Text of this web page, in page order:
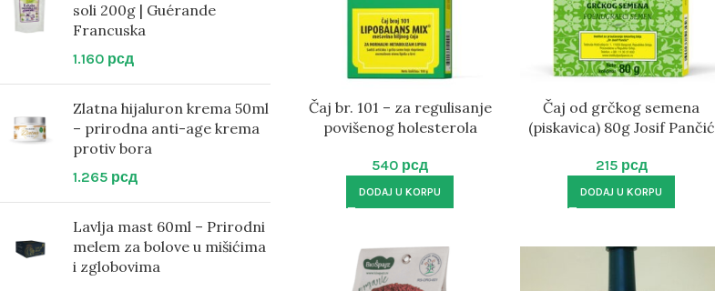
soli 200g | Guérande
Francuska
1.160 рсд
Zlatna hijaluron krema 50ml
– prirodna anti-age krema
protiv bora
1.265 рсд
Lavlja mast 60ml – Prirodni
melem za bolove u mišićima
i zglobovima
Čaj br. 101 – za regulisanje
povišenog holesterola
540 рсд
DODAJ U KORPU
Čaj od grčkog semena
(piskavica) 80g Josif Pančić
215 рсд
DODAJ U KORPU